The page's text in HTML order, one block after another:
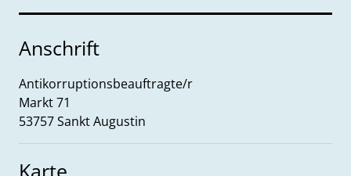
Anschrift
Antikorruptionsbeauftragte/r
Markt71
53757Sankt Augustin
Karte